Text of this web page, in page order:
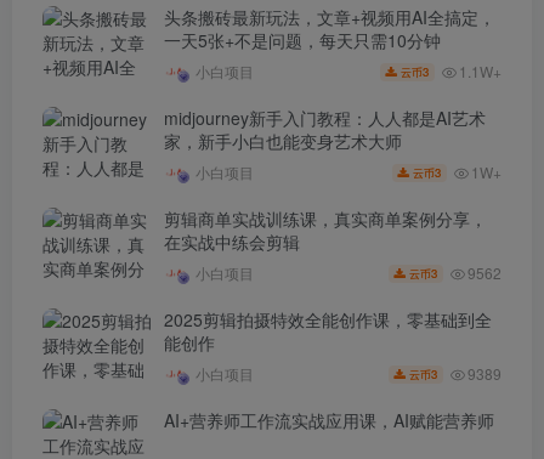
头条搬砖最新玩法，文章+视频用AI全搞定，
一天5张+不是问题，每天只需10分钟
小白项目 云币3 1.1W+
midjourney新手入门教程：人人都是AI艺术
家，新手小白也能变身艺术大师
小白项目 云币3 1W+
剪辑商单实战训练课，真实商单案例分享，
在实战中练会剪辑
小白项目 云币3 9562
2025剪辑拍摄特效全能创作课，零基础到全
能创作
小白项目 云币3 9389
AI+营养师工作流实战应用课，AI赋能营养师